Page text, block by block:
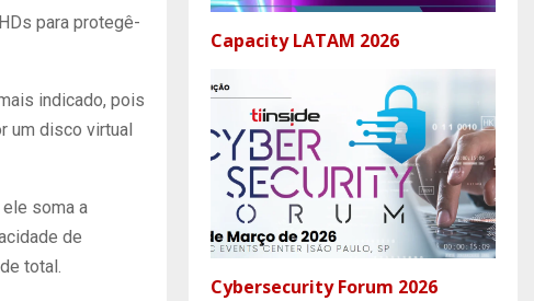
para protegê-
indicado, pois
um disco virtual
soma a
de
total.
Capacity LATAM 2026
Cybersecurity Forum 2026